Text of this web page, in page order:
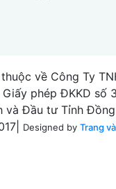
về Công Ty
phép ĐKKD số
và Đầu tư Tỉnh
Designed by Trang